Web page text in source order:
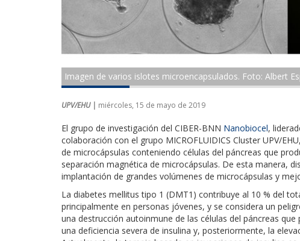
Imagen de varios islotes microencapsulados. Foto: Albert
UPV/EHU | miércoles, 15 de mayo de 2019
El grupo de investigación del CIBER-BNN Nanobiocel,
colaboración con el grupo MICROFLUIDICS Cluster UPV/
de microcápsulas conteniendo células del páncreas que
separación magnética de microcápsulas. De esta manera,
implantación de grandes volúmenes de microcápsulas y
La diabetes mellitus tipo 1 (DMT1) contribuye al 10 % del
principalmente en personas jóvenes, y se considera un
una destrucción autoinmune de las células del páncreas
una deficiencia severa de insulina y, posteriormente, la